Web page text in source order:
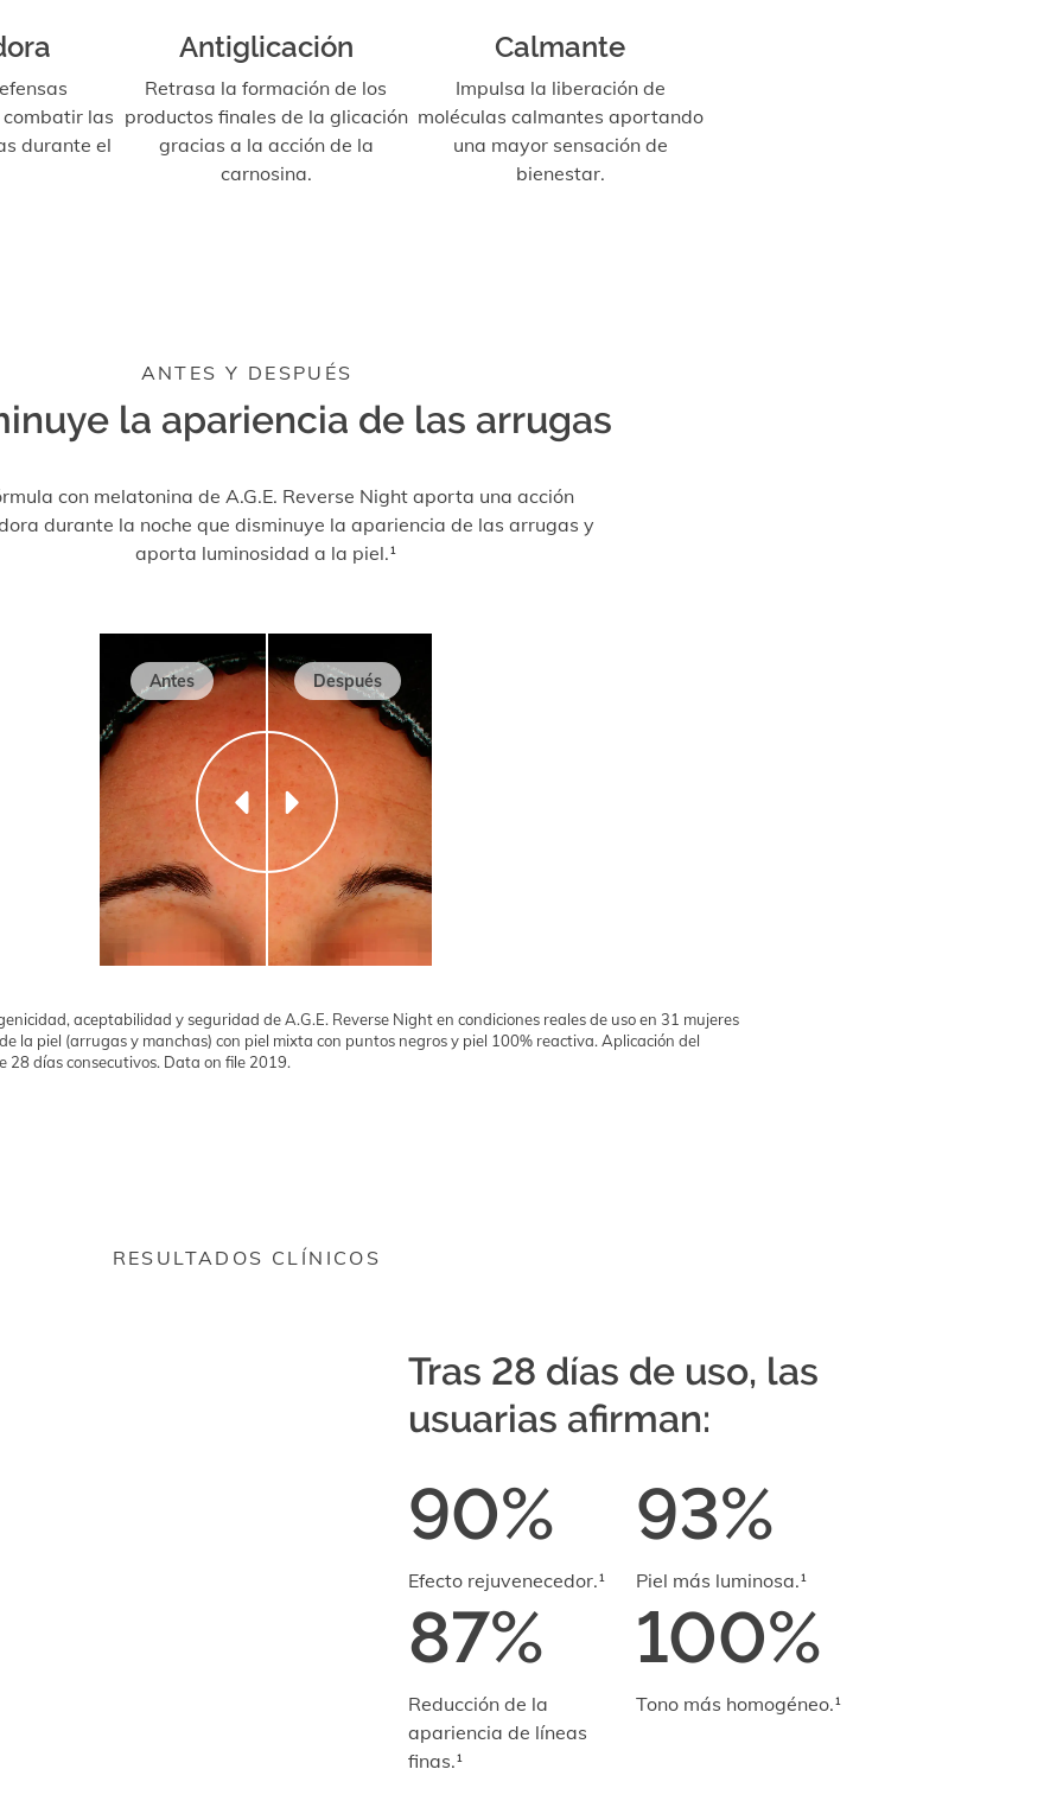
las
durante el
Antiglicación
Retrasa la formación de los
productos finales de la glicación
gracias a la acción de la
carnosina.
Calmante
Impulsa la liberación de
moléculas calmantes aportando
una mayor sensación de
bienestar.
ANTES Y DESPUÉS
la apariencia de las arrugas
con melatonina de A.G.E. Reverse Night aporta una acción
durante la noche que disminuye la apariencia de las arrugas y
aporta luminosidad a la piel.¹
Antes Después
aceptabilidad y seguridad de A.G.E. Reverse Night en condiciones reales de uso en 31 mujeres
la piel (arrugas y manchas) con piel mixta con puntos negros y piel 100% reactiva. Aplicación del
28 días consecutivos. Data on file 2019.
RESULTADOS CLÍNICOS
Tras 28 días de uso, las
usuarias afirman:
90%
Efecto rejuvenecedor.¹
93%
Piel más luminosa.¹
87%
Reducción de la
apariencia de líneas
finas.¹
100%
Tono más homogéneo.¹